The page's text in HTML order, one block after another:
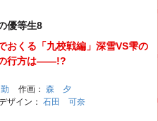
優等生8
おくる「九校戦編」深雪VS雫の
行方は――!?
作画： 森 夕
ザイン： 石田 可奈